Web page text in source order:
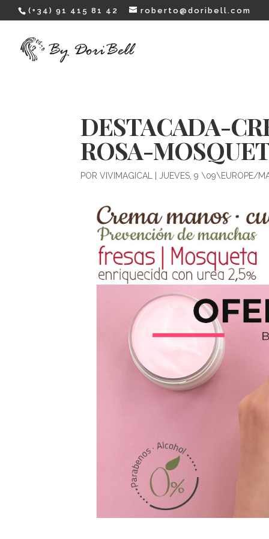
(+34) 91 415 81 42 roberto@doribell.com
DESTACADA-
ROSA-
PORVIVIMAGICAL JUEVES, 9 \09\EUROPE/